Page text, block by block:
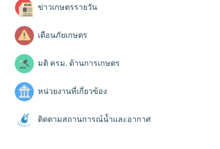
ข่าวเกษตรรายวัน
เตือนภัยเกษตร
มติ ครม. ด้านการเกษตร
หน่วยงานที่เกี่ยวข้อง
ติดตามสถานการณ์น้ำและอากาศ